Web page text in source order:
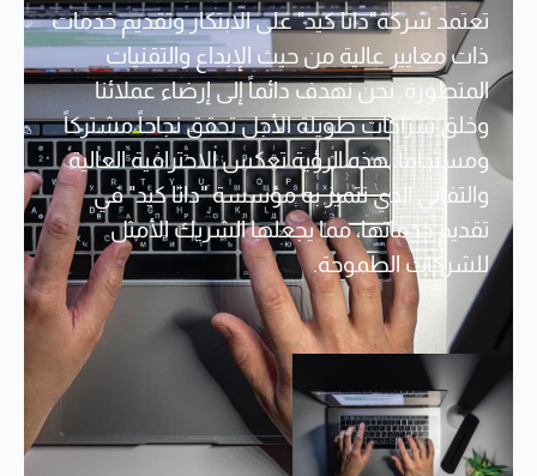
تعتمد شركة"داتا كيد" على الابتكار وتقديم خدمات
ذات معايير عالية من حيث الإبداع والتقنيات
المتطورة. نحن نهدف دائماً إلى إرضاء عملائنا
وخلق شراكات طويلة الأجل تحقق نجاحاً مشتركاً
ومستداماً. هذه الرؤية تعكس الاحترافية العالية
والتفاني الذي تتميز به مؤسسة "داتا كيد" في
تقديم خدماتها، مما يجعلها الشريك الأمثل
للشركات الطموحة.